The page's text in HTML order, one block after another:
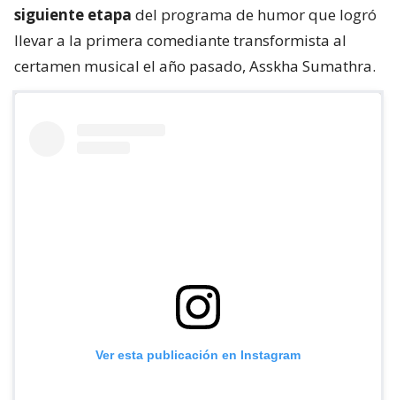
siguiente etapa del programa de humor que logró
llevar a la primera comediante transformista al
certamen musical el año pasado, Asskha Sumathra.
Ver esta publicación en Instagram